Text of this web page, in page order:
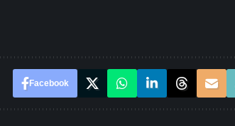
Facebook